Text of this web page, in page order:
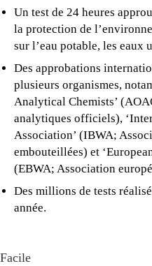
Un test de 24 heures
la protection de
sur l’eau potable, les eaux
Des approbations
plusieurs organismes,
Analytical Chemists’
analytiques officiels),
Association’ (IBWA;
embouteillées) et
(EBWA; Association
Des millions de tests
année.
Facile